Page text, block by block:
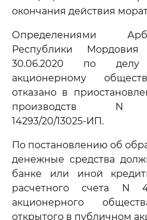
окончания действия
Определениями
Республики
30.06.2020 по делу
акционерному
отказано в
производств N
14293/20/13025-ИП.
По постановлению об
денежные средства
банке или иной
расчетного счета N
акционерного
открытого в публичном